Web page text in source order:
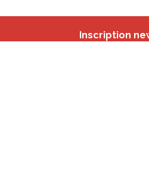
Inscription